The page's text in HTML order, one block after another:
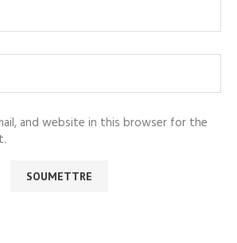
and website in this browser for the